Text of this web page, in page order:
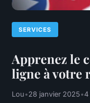
SERVICES
Apprenez le
ligne à votre
Lou•28 janvier 2025•